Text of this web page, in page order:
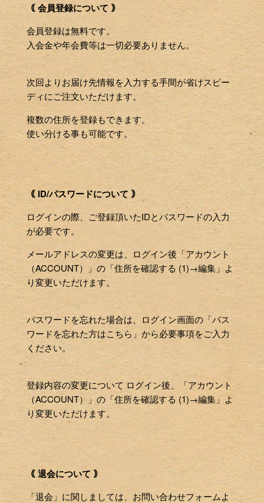
｟ 会員登録について ｠
会員登録は無料です。
入会金や年会費等は一切必要ありません。
次回よりお届け先情報を入力する手間が省けスピー
ディにご注文いただけます。
複数の住所を登録もできます。
使い分ける事も可能です。
｟ ID/パスワードについて ｠
ログインの際、ご登録頂いたIDとパスワードの入力
が必要です。
メールアドレスの変更は、ログイン後「アカウント
（ACCOUNT）」の「住所を確認する (1)→編集」よ
り変更いただけます。
パスワードを忘れた場合は、ログイン画面の「パス
ワードを忘れた方はこちら」から必要事項をご入力
ください。
登録内容の変更について ログイン後、「アカウント
（ACCOUNT）」の「住所を確認する (1)→編集」よ
り変更いただけます。
｟ 退会について ｠
「退会」に関しましては、お問い合わせフォームよ